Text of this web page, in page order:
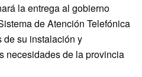
la entrega al gobierno
de Atención Telefónica
de su instalación y
necesidades de la provincia